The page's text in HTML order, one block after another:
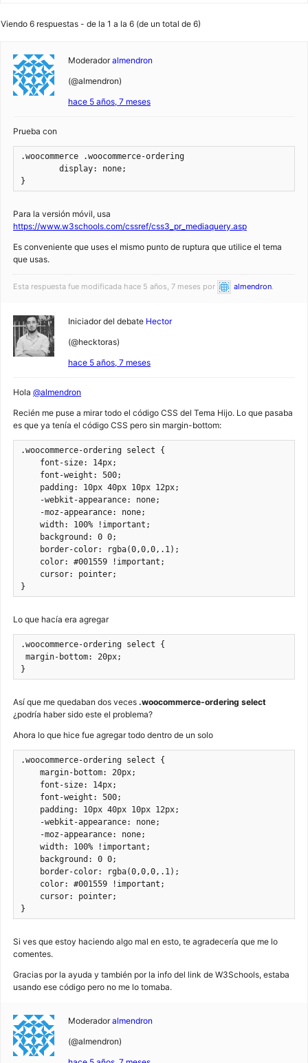
Viendo 6 respuestas - de la 1 a la 6 (de un total de 6)
Moderador almendron
(@almendron)
hace 5 años, 7 meses
Prueba con
.woocommerce .woocommerce-ordering
}
Para la versión móvil, usa
https://www.w3schools.com/cssref/css3_pr_mediaquery.asp
Es conveniente que uses el mismo punto de ruptura que utilice el tema
que usas.
Esta respuesta fue modificada hace 5 años, 7 meses por almendron.
Iniciador del debate Hector
(@hecktoras)
hace 5 años, 7 meses
Hola @almendron
Recién me puse a mirar todo el código CSS del Tema Hijo. Lo que pasaba
es que ya tenía el código CSS pero sin margin-bottom:
.woocommerce-ordering select {
    font-size: 14px;
    font-weight: 500;
    padding: 10px 40px 10px 12px;
    -webkit-appearance: none;
    -moz-appearance: none;
    width: 100% !important;
    background: 0 0;
    border-color: rgba(0,0,0,.1);
    color: #001559 !important;
    cursor: pointer;
}
Lo que hacía era agregar
.woocommerce-ordering select {
margin-bottom: 20px;
}
Así que me quedaban dos veces .woocommerce-ordering select
¿podría haber sido este el problema?
Ahora lo que hice fue agregar todo dentro de un solo
.woocommerce-ordering select {
    margin-bottom: 20px;
    font-size: 14px;
    font-weight: 500;
    padding: 10px 40px 10px 12px;
    -webkit-appearance: none;
    -moz-appearance: none;
    width: 100% !important;
    background: 0 0;
    border-color: rgba(0,0,0,.1);
    color: #001559 !important;
    cursor: pointer;
}
Si ves que estoy haciendo algo mal en esto, te agradecería que me lo
comentes.
Gracias por la ayuda y también por la info del link de W3Schools, estaba
usando ese código pero no me lo tomaba.
Moderador almendron
(@almendron)